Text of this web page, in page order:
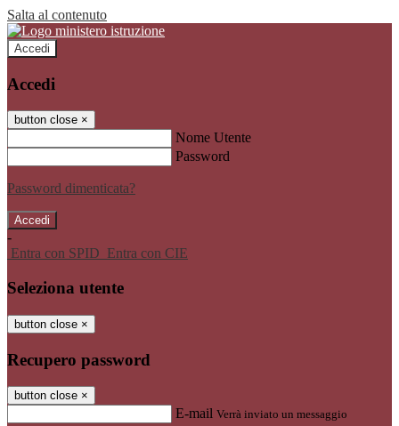
Salta al contenuto
Accedi
Accedi
button close ×
Nome Utente
Password
Password dimenticata?
-
Entra con SPID Entra con CIE
Seleziona utente
button close ×
Recupero password
button close ×
E-mail Verrà inviato un messaggio